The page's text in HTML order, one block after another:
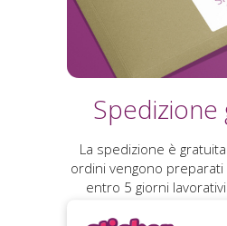
La spedizione è
ordini vengono
entro 5 giorni